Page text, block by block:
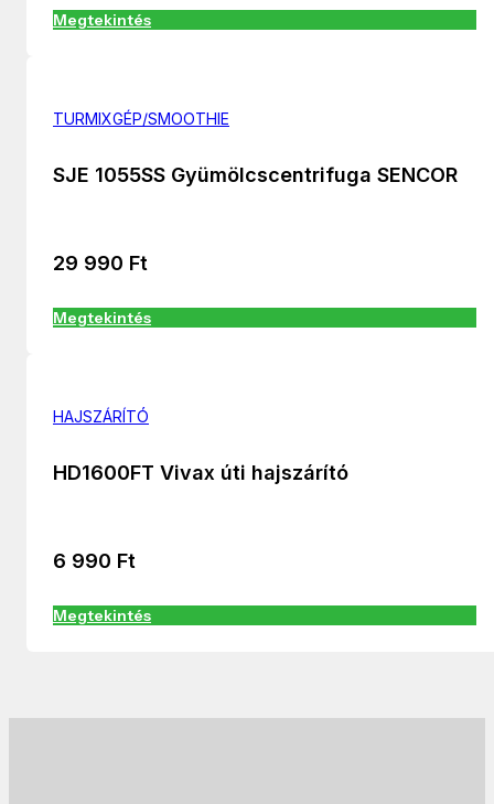
Megtekintés
TURMIXGÉP/SMOOTHIE
SJE 1055SS Gyümölcscentrifuga SENCOR
29 990 Ft
Megtekintés
HAJSZÁRÍTÓ
HD1600FT Vivax úti hajszárító
6 990 Ft
Megtekintés